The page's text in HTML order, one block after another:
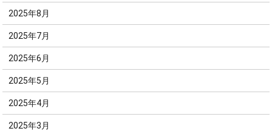
2025年8月
2025年7月
2025年6月
2025年5月
2025年4月
2025年3月